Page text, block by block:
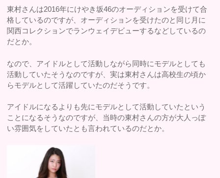
東村さんは2016年にけやき坂46のオーディションを受けて合
格しているのですが、オーディションを受けたのと同じ月に
関西コレクションでランウェイデビューするなどしているの
だとか。
なので、アイドルとして活動しながら同時にモデルとしても
活動していたそうなのですが、実は東村さんは高校生の頃か
らモデルとして活躍していたのだそうです。
アイドルになるよりも先にモデルとして活動していたという
ことになるそうなのですが、当時の東村さんの方が大人っぽ
い雰囲気をしていたとも言われているのだとか。